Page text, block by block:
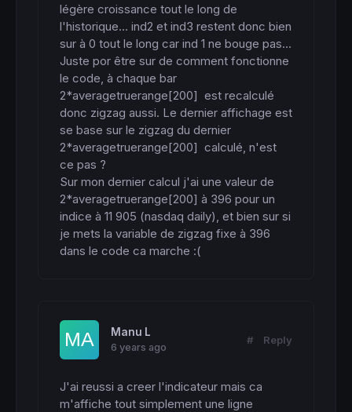
légère croissance tout le long de
l'historique... ind2 et ind3 restent donc bien
sur à 0 tout le long car ind 1 ne bouge pas...
Juste por être sur de comment fonctionne
le code, à chaque bar
2*averagetruerange[200]  est recalculé
donc zigzag aussi. Le dernier affichage est
se base sur le zigzag du dernier
2*averagetruerange[200]  calculé, n'est
ce pas ?
Sur mon dernier calcul j'ai une valeur de
2*averagetruerange[200] à 396 pour un
indice à 11 905 (nasdaq daily), et bien sur si
je mets la variable de zigzag fixe à 396
dans le code ca marche :(
Manu L
6 years ago
# Reply
J'ai reussi a creer l'indicateur mais ca
m'affiche tout simplement une ligne